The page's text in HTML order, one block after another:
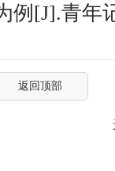
例[J].青年
返回顶部